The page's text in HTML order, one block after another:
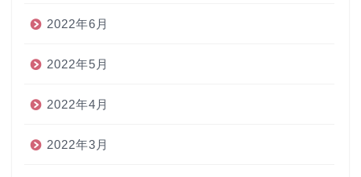
2022年6月
2022年5月
2022年4月
2022年3月